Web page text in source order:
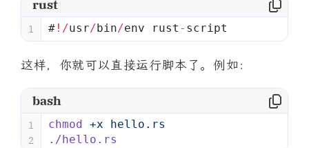
rust
# !/usr/ bin/env rust - script
1
这样，你就可以直接运行脚本了。例如：
bash
chmod +x hello.rs
./hello.rs
1
2